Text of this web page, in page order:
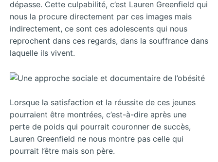
dépasse. Cette culpabilité, c’est Lauren Greenfield qui
nous la procure directement par ces images mais
indirectement, ce sont ces adolescents qui nous
reprochent dans ces regards, dans la souffrance dans
laquelle ils vivent.
Lorsque la satisfaction et la réussite de ces jeunes
pourraient être montrées, c’est-à-dire après une
perte de poids qui pourrait couronner de succès,
Lauren Greenfield ne nous montre pas celle qui
pourrait l’être mais son père.